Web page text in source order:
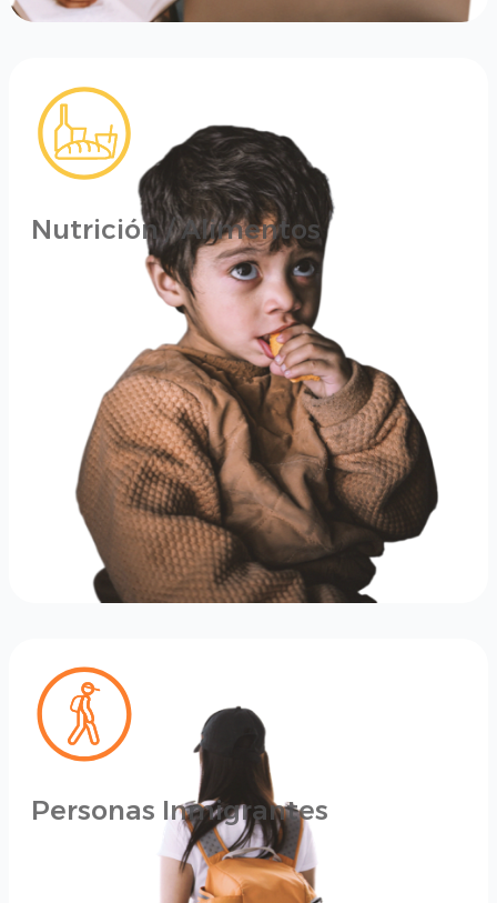
Nutrición / Alimentos
Personas Inmigrantes